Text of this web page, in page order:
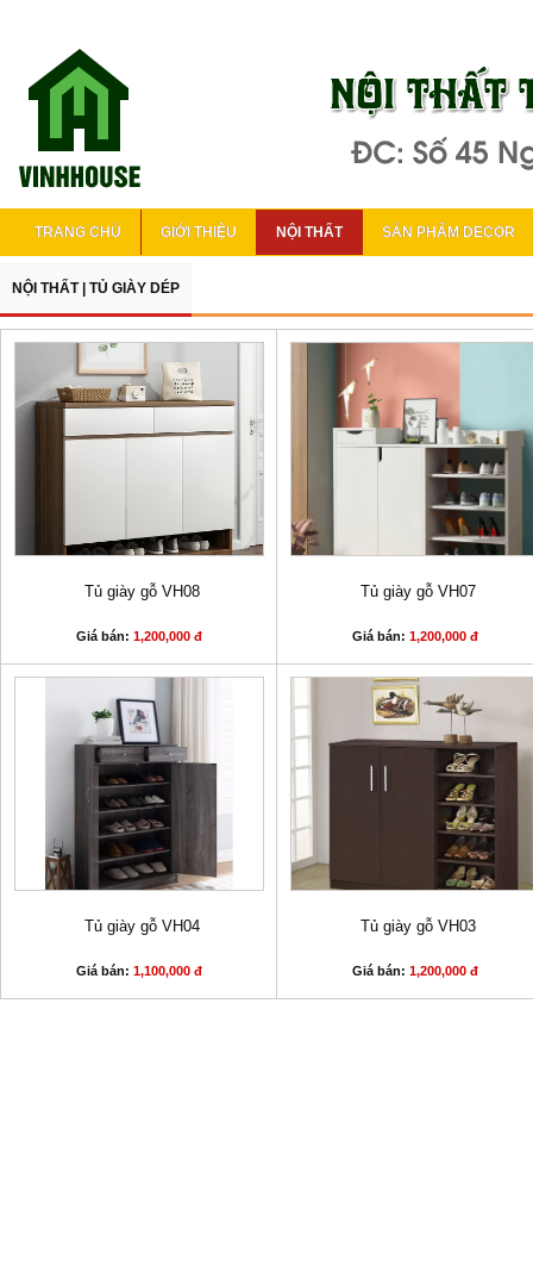
TRANG CHỦ GIỚI THIỆU NỘI THẤT SẢN PHẨM DECOR
NỘI THẤT| TỦ GIÀY DÉP
Tủ giày gỗ VH08
Giá bán: 1,200,000 đ
Tủ giày gỗ VH07
Giá bán: 1,200,000 đ
Tủ giày gỗ VH04
Giá bán: 1,100,000 đ
Tủ giày gỗ VH03
Giá bán: 1,200,000 đ